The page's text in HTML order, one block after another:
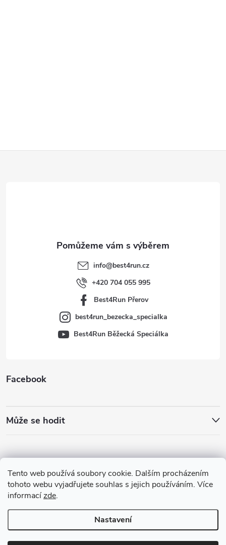
Tento web používá soubory cookie. Dalším procházením
tohoto webu vyjadřujete souhlas s jejich používáním. Více
informacízde.
Nastavení
Facebook
Může se hodit
info@best4run.cz
+420 704 055 995
Best4Run Přerov
best4run_bezecka_specialka
Best4Run Běžecká Speciálka
Copyright 2026Best4Run Běžecká speciálka. Všechna práva vyhrazena.